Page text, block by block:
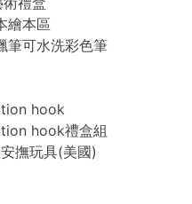
繪本區
筆可水洗彩色筆
hook
hook禮盒組
撫玩具(美國)